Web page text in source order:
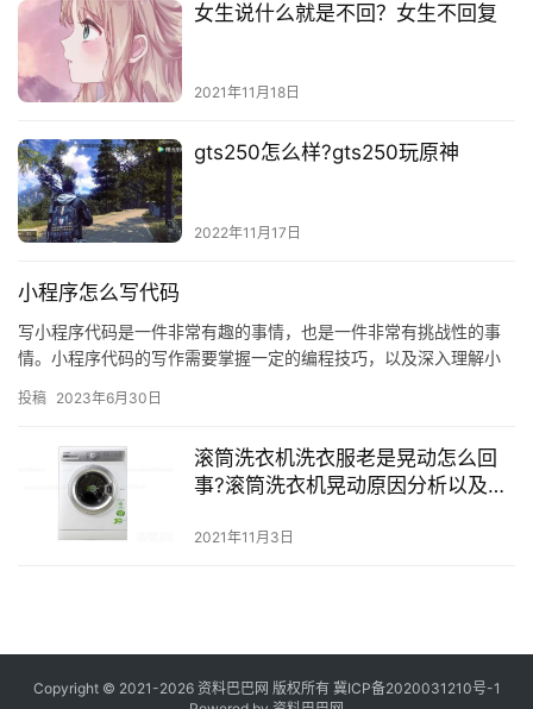
女生说什么就是不回？女生不回复
2021年11月18日
gts250怎么样?gts250玩原神
2022年11月17日
小程序怎么写代码
写小程序代码是一件非常有趣的事情，也是一件非常有挑战性的事
情。小程序代码的写作需要掌握一定的编程技巧，以及深入理解小
更好地…
投稿 2023年6月30日
滚筒洗衣机洗衣服老是晃动怎么回
事?滚筒洗衣机晃动原因分析以及维
2021年11月3日
Copyright © 2021-2026 资料巴巴网 版权所有 冀ICP备2020031210号-1